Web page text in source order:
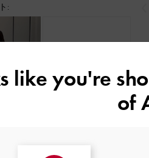
:
もっと見る
like you're
of